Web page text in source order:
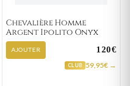
Chevalière Homme
Argent Ipolito Onyx
AJOUTER 120€
CLUB 59,95€ →